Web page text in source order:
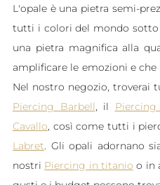
L'opale è una pietra semi-
tutti i colori del mondo sotto
una pietra magnifica alla
amplificare le emozioni e
Nel nostro negozio,
Piercing Barbell, il Piercing
Cavallo, così come tutti i
Labret. Gli opali adornano
nostri Piercing in titanio o in